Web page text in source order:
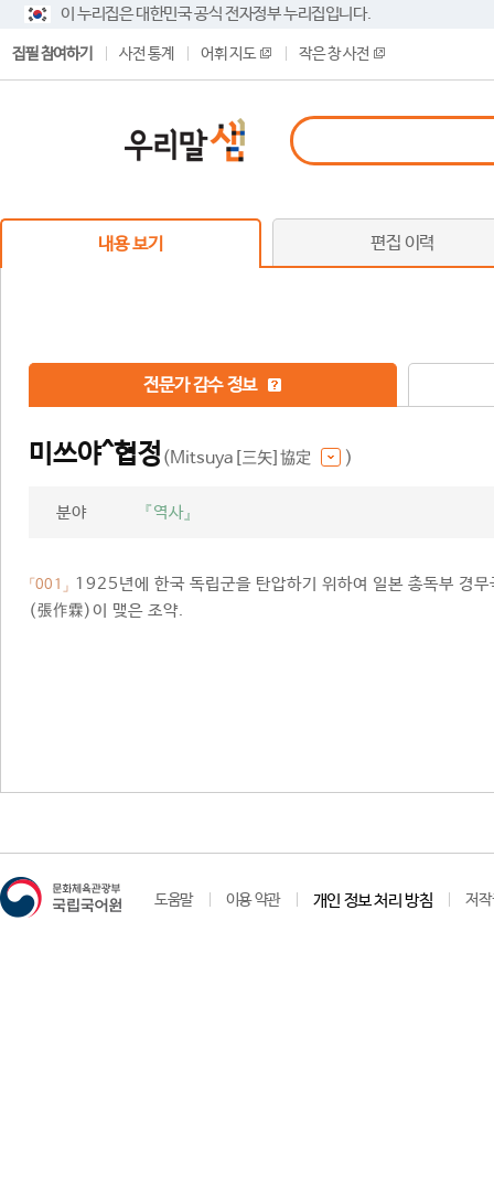
이 누리집은 대한민국 공식 전자정부 누리집입니다.
집필 참여하기 사전 통계 어휘 지도 작은 창 사전
내용 보기 편집 이력
전문가 감수 정보
미쓰야^협정 (Mitsuya[三矢]協定 )
분야 『역사』
「001」 1925년에 한국 독립군을 탄압하기 위하여 일본 총독부 경
(張作霖)이 맺은 조약.
도움말 이용 약관 개인 정보 처리 방침 저